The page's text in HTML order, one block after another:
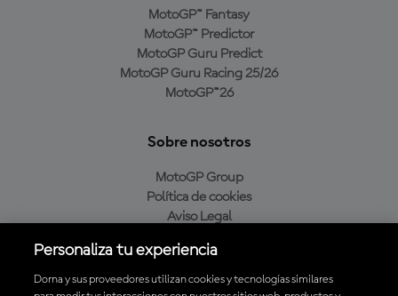
MotoGP™ Fantasy
MotoGP™ Predictor
MotoGP Guru Predict
MotoGP Guru Racing 25/26
MotoGP™26
Sobre nosotros
MotoGP Group
Política de cookies
Aviso Legal
Política de compra
Personaliza tu experiencia
Dorna y sus proveedores utilizan cookies y tecnologías similares